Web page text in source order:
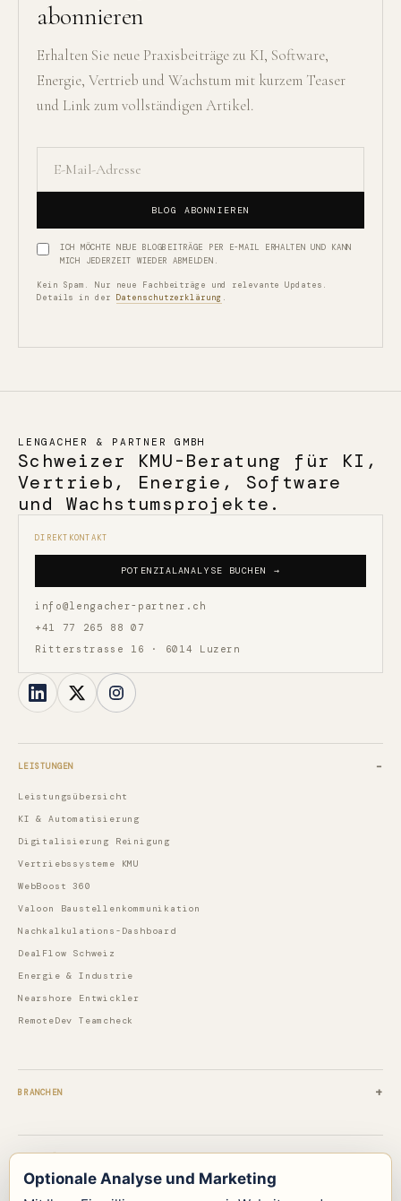
abonnieren
Erhalten Sie neue Praxisbeiträge zu KI, Software,
Energie, Vertrieb und Wachstum mit kurzem Teaser
und Link zum vollständigen Artikel.
BLOG ABONNIEREN
ICH MÖCHTE NEUE BLOGBEITRÄGE PER E-MAIL ERHALTEN UND KANN
MICH JEDERZEIT WIEDER ABMELDEN.
Kein Spam. Nur neue Fachbeiträge und relevante Updates.
Details in der Datenschutzerklärung .
LENGACHER & PARTNER GMBH
Schweizer KMU-Beratung für KI,
Vertrieb, Energie, Software
und Wachstumsprojekte.
DIREKTKONTAKT
POTENZIALANALYSE BUCHEN →
info@lengacher-partner.ch
+41 77 265 88 07
Ritterstrasse 16 · 6014 Luzern
LEISTUNGEN
Leistungsübersicht
KI & Automatisierung
Digitalisierung Reinigung
Vertriebssysteme KMU
WebBoost 360
Valoon Baustellenkommunikation
Nachkalkulations-Dashboard
DealFlow Schweiz
Energie & Industrie
Nearshore Entwickler
RemoteDev Teamcheck
BRANCHEN
Optionale Analyse und Marketing